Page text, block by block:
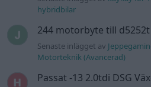
hybridbilar
244 motorbyte till d5252t
Senaste inlägget av
Motorteknik (Avancerad)
Passat -13 2.0tdi DSG